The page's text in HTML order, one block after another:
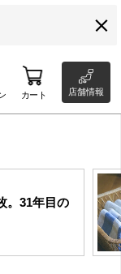
カート 店舗情報
。31年目の